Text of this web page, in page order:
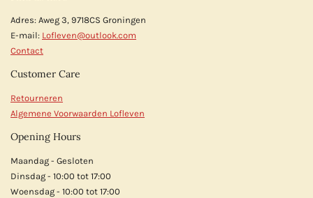
Adres: Aweg 3, 9718CS Groningen
E-mail: Lofleven@outlook.com
Contact
Customer Care
Retourneren
Algemene Voorwaarden Lofleven
Opening Hours
Maandag - Gesloten
Dinsdag - 10:00 tot 17:00
Woensdag - 10:00 tot 17:00